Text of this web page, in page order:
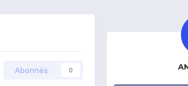
Abonnés 0